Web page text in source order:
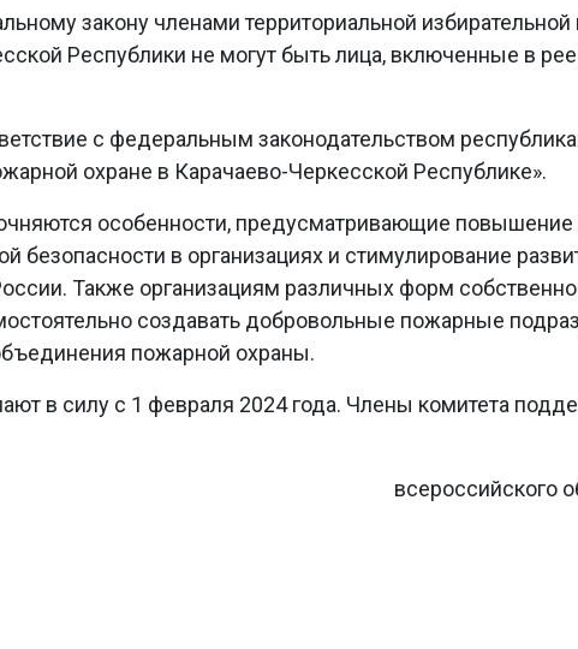
закону членами территориальной
Республики не могут быть лица, включенные в
с федеральным законодательством
охране в Карачаево-Черкесской Республике».
особенности, предусматривающие повышение
безопасности в организациях и стимулирование
Также организациям различных форм
создавать добровольные пожарные
пожарной охраны.
в силу с 1 февраля 2024 года. Члены комитета
всероссийского